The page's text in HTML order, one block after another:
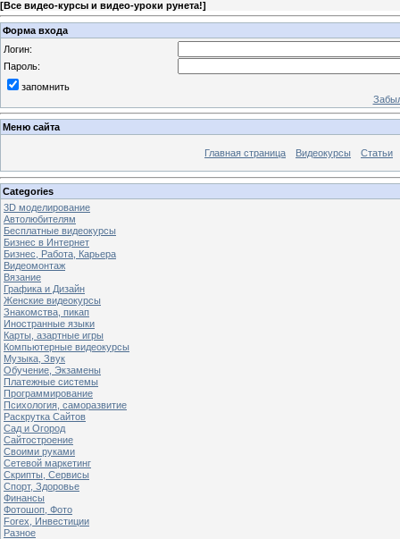
[Все видео-курсы и видео-уроки рунета!]
Форма входа
Логин:
Пароль:
запомнить
Меню сайта
Главная страница Видеокурсы Статьи
Categories
3D моделирование
Автолюбителям
Бесплатные видеокурсы
Бизнес в Интернет
Бизнес, Работа, Карьера
Видеомонтаж
Вязание
Графика и Дизайн
Женские видеокурсы
Знакомства, пикап
Иностранные языки
Карты, азартные игры
Компьютерные видеокурсы
Музыка, Звук
Обучение, Экзамены
Платежные системы
Программирование
Психология, саморазвитие
Раскрутка Сайтов
Cад и Огород
Сайтостроение
Своими руками
Сетевой маркетинг
Скрипты, Сервисы
Спорт, Здоровье
Финансы
Фотошоп, Фото
Forex, Инвестиции
Разное